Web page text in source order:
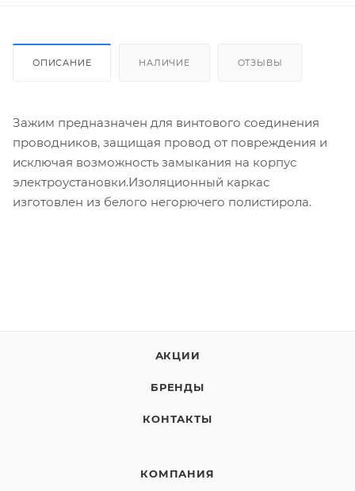
ОПИСАНИЕ НАЛИЧИЕ ОТЗЫВЫ
Зажим предназначен для винтового соединения
проводников, защищая провод от повреждения и
исключая возможность замыкания на корпус
электроустановки.Изоляционный каркас
изготовлен из белого негорючего полистирола.
АКЦИИ
БРЕНДЫ
КОНТАКТЫ
КОМПАНИЯ